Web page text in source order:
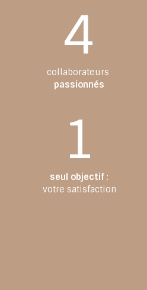
4
collaborateurs
passionnés
1
seul objectif :
votre satisfaction